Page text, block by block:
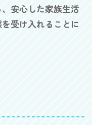
安心した家族生活
受け入れることに